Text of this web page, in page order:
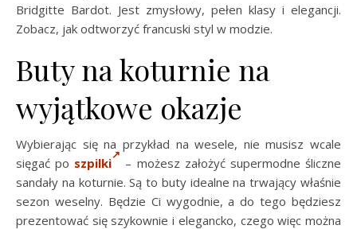
Bridgitte Bardot. Jest zmysłowy, pełen klasy i elegancji.
Zobacz, jak odtworzyć francuski styl w modzie.
Buty na koturnie na
wyjątkowe okazje
Wybierając się na przykład na wesele, nie musisz wcale
sięgać po szpilki
– możesz założyć supermodne śliczne
sandały na koturnie. Są to buty idealne na trwający właśnie
sezon weselny. Będzie Ci wygodnie, a do tego będziesz
prezentować się szykownie i elegancko, czego więc można